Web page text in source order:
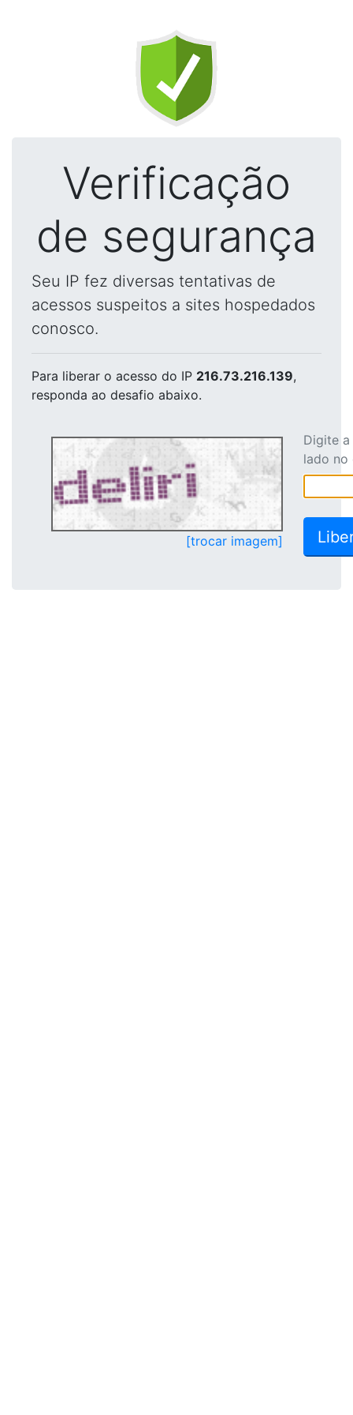
Verificação
de segurança
Seu IP fez diversas tentativas de
acessos suspeitos a sites hospedados
conosco.
Para liberar o acesso do IP 216.73.216.139,
responda ao desafio abaixo.
[trocar imagem]
Digite
lado no